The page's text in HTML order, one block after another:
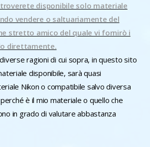
disponibile solo materiale
vendere o saltuariamente del
stretto amico del quale vi fornirò i
direttamente.
ragioni di cui sopra, in questo sito
disponibile, sarà quasi
Nikon o compatibile salvo diversa
è il mio materiale o quello che
in grado di valutare abbastanza